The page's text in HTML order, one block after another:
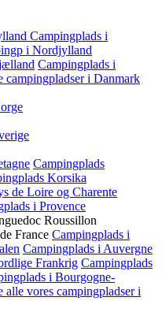
Campingplads i
i Nordjylland
Campingplads i
campingpladser i Danmark
Campingplads
Korsika
de Loire og Charente
i Provence
Roussillon
France Campingplads i
Campingplads i Auvergne
Frankrig Campingplads
i Bourgogne-
alle vores campingpladser i